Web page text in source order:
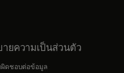
in a new tab
ยความเป็นส่วนตัว
ผิดชอบต่อข้อมูล